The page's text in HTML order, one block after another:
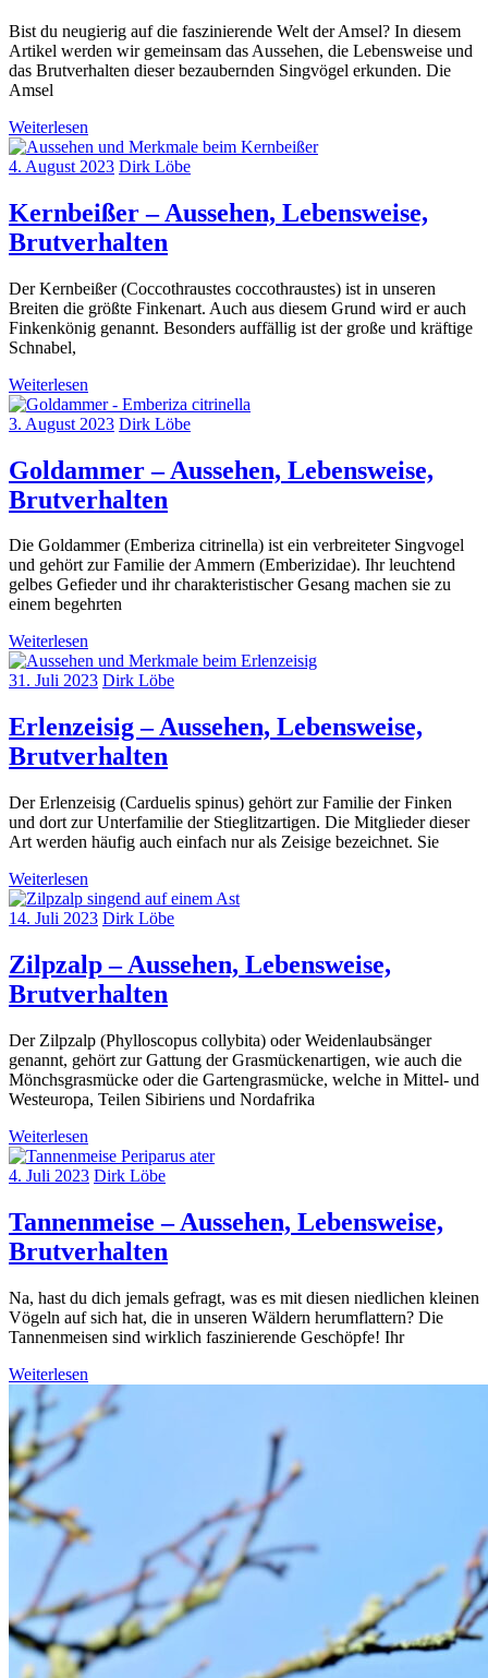
Bist du neugierig auf die faszinierende Welt der Amsel? In diesem
Artikel werden wir gemeinsam das Aussehen, die Lebensweise und
das Brutverhalten dieser bezaubernden Singvögel erkunden. Die
Amsel
Weiterlesen
4. August 2023 Dirk Löbe
Kernbeißer – Aussehen, Lebensweise,
Brutverhalten
Der Kernbeißer (Coccothraustes coccothraustes) ist in unseren
Breiten die größte Finkenart. Auch aus diesem Grund wird er auch
Finkenkönig genannt. Besonders auffällig ist der große und kräftige
Schnabel,
Weiterlesen
3. August 2023 Dirk Löbe
Goldammer – Aussehen, Lebensweise,
Brutverhalten
Die Goldammer (Emberiza citrinella) ist ein verbreiteter Singvogel
und gehört zur Familie der Ammern (Emberizidae). Ihr leuchtend
gelbes Gefieder und ihr charakteristischer Gesang machen sie zu
einem begehrten
Weiterlesen
31. Juli 2023 Dirk Löbe
Erlenzeisig – Aussehen, Lebensweise,
Brutverhalten
Der Erlenzeisig (Carduelis spinus) gehört zur Familie der Finken
und dort zur Unterfamilie der Stieglitzartigen. Die Mitglieder dieser
Art werden häufig auch einfach nur als Zeisige bezeichnet. Sie
Weiterlesen
14. Juli 2023 Dirk Löbe
Zilpzalp – Aussehen, Lebensweise,
Brutverhalten
Der Zilpzalp (Phylloscopus collybita) oder Weidenlaubsänger
genannt, gehört zur Gattung der Grasmückenartigen, wie auch die
Mönchsgrasmücke oder die Gartengrasmücke, welche in Mittel- und
Westeuropa, Teilen Sibiriens und Nordafrika
Weiterlesen
4. Juli 2023 Dirk Löbe
Tannenmeise – Aussehen, Lebensweise,
Brutverhalten
Na, hast du dich jemals gefragt, was es mit diesen niedlichen kleinen
Vögeln auf sich hat, die in unseren Wäldern herumflattern? Die
Tannenmeisen sind wirklich faszinierende Geschöpfe! Ihr
Weiterlesen